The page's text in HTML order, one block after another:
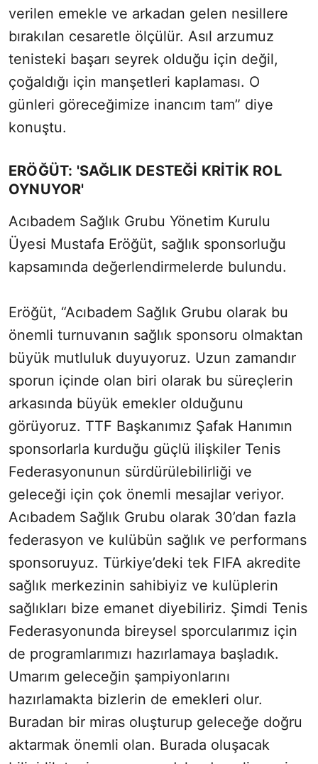
verilen emekle ve arkadan gelen nesillere
bırakılan cesaretle ölçülür. Asıl arzumuz
tenisteki başarı seyrek olduğu için değil,
çoğaldığı için manşetleri kaplaması. O
günleri göreceğimize inancım tam” diye
konuştu.
ERÖĞÜT: 'SAĞLIK DESTEĞİ KRİTİK ROL
OYNUYOR'
Acıbadem Sağlık Grubu Yönetim Kurulu
Üyesi Mustafa Eröğüt, sağlık sponsorluğu
kapsamında değerlendirmelerde bulundu.
Eröğüt, “Acıbadem Sağlık Grubu olarak bu
önemli turnuvanın sağlık sponsoru olmaktan
büyük mutluluk duyuyoruz. Uzun zamandır
sporun içinde olan biri olarak bu süreçlerin
arkasında büyük emekler olduğunu
görüyoruz. TTF Başkanımız Şafak Hanımın
sponsorlarla kurduğu güçlü ilişkiler Tenis
Federasyonunun sürdürülebilirliği ve
geleceği için çok önemli mesajlar veriyor.
Acıbadem Sağlık Grubu olarak 30’dan fazla
federasyon ve kulübün sağlık ve performans
sponsoruyuz. Türkiye’deki tek FIFA akredite
sağlık merkezinin sahibiyiz ve kulüplerin
sağlıkları bize emanet diyebiliriz. Şimdi Tenis
Federasyonunda bireysel sporcularımız için
de programlarımızı hazırlamaya başladık.
Umarım geleceğin şampiyonlarını
hazırlamakta bizlerin de emekleri olur.
Buradan bir miras oluşturup geleceğe doğru
aktarmak önemli olan. Burada oluşacak